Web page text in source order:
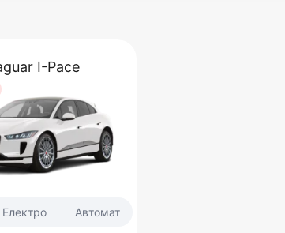
I-Pace
Електро Автомат